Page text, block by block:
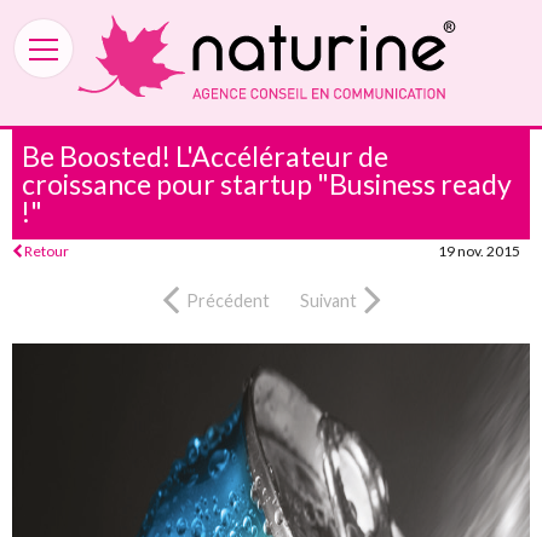
Be Boosted! L'Accélérateur de
croissance pour startup "Business ready
!"
Retour 19 nov. 2015
Précédent Suivant